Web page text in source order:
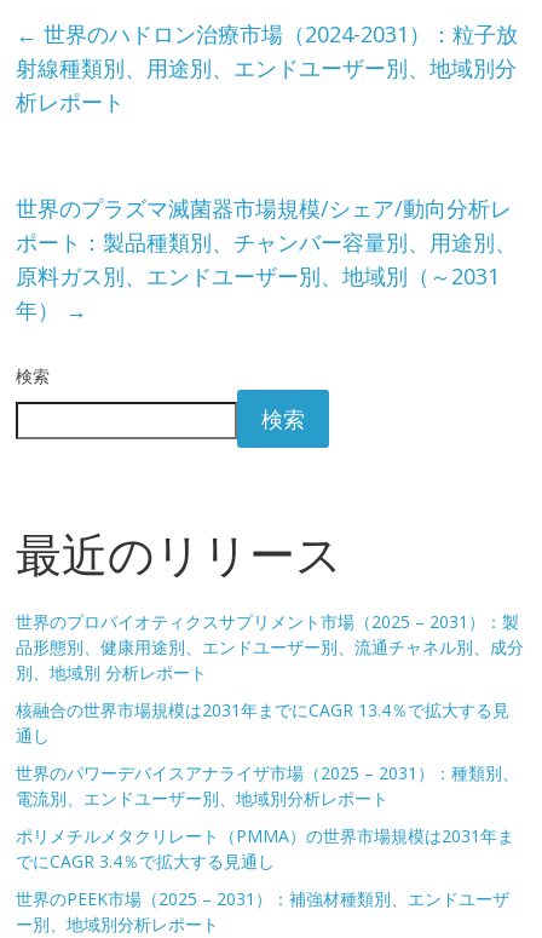
← 世界のハドロン治療市場（2024-2031）：粒子放
射線種類別、用途別、エンドユーザー別、地域別分
析レポート
世界のプラズマ滅菌器市場規模/シェア/動向分析レ
ポート：製品種類別、チャンバー容量別、用途別、
原料ガス別、エンドユーザー別、地域別（～2031
年）
→
検索
検索
最近のリリース
世界のプロバイオティクスサプリメント市場（2025 – 2031）：製
品形態別、健康用途別、エンドユーザー別、流通チャネル別、成分
別、地域別 分析レポート
核融合の世界市場規模は2031年までにCAGR 13.4％で拡大する見
通し
世界のパワーデバイスアナライザ市場（2025 – 2031）：種類別、
電流別、エンドユーザー別、地域別分析レポート
ポリメチルメタクリレート（PMMA）の世界市場規模は2031年ま
でにCAGR 3.4％で拡大する見通し
世界のPEEK市場（2025 – 2031）：補強材種類別、エンドユーザ
ー別、地域別分析レポート